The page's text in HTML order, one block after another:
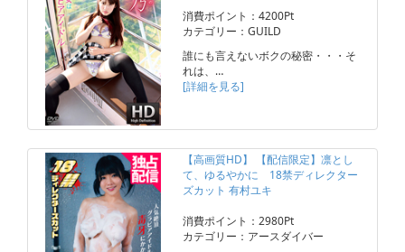
消費ポイント：4200Pt
カテゴリー：GUILD
誰にも言えないボクの秘密・・・そ
れは、…
[詳細を見る]
【高画質HD】 【配信限定】凛とし
て、ゆるやかに 18禁ディレクター
ズカット 有村ユキ
消費ポイント：2980Pt
カテゴリー：アースダイバー